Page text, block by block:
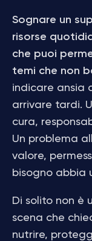
Sognare un
risorse
che puoi
temi che non
indicare ansia
arrivare tardi.
cura,
Un problema
valore,
bisogno abbia
Di solito non è
scena che
nutrire,